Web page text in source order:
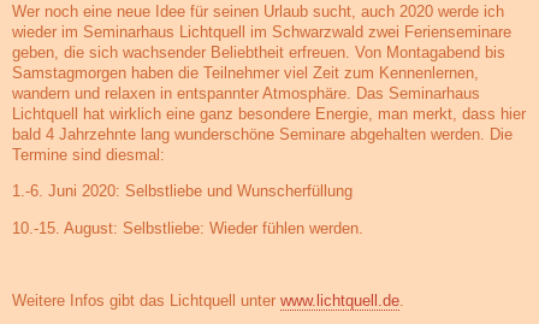
Wer noch eine neue Idee für seinen Urlaub sucht, auch 2020 werde ich
wieder im Seminarhaus Lichtquell im Schwarzwald zwei Ferienseminare
geben, die sich wachsender Beliebtheit erfreuen. Von Montagabend bis
Samstagmorgen haben die Teilnehmer viel Zeit zum Kennenlernen,
wandern und relaxen in entspannter Atmosphäre. Das Seminarhaus
Lichtquell hat wirklich eine ganz besondere Energie, man merkt, dass hier
bald 4 Jahrzehnte lang wunderschöne Seminare abgehalten werden. Die
Termine sind diesmal:
1.-6. Juni 2020: Selbstliebe und Wunscherfüllung
10.-15. August: Selbstliebe: Wieder fühlen werden.
Weitere Infos gibt das Lichtquell unter www.lichtquell.de.